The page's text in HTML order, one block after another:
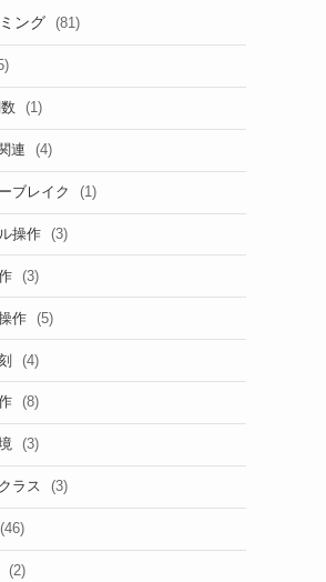
ング (81)
(1)
連 (4)
ブレイク (1)
操作 (3)
(3)
作 (5)
(4)
(8)
(3)
ラス (3)
(46)
(2)